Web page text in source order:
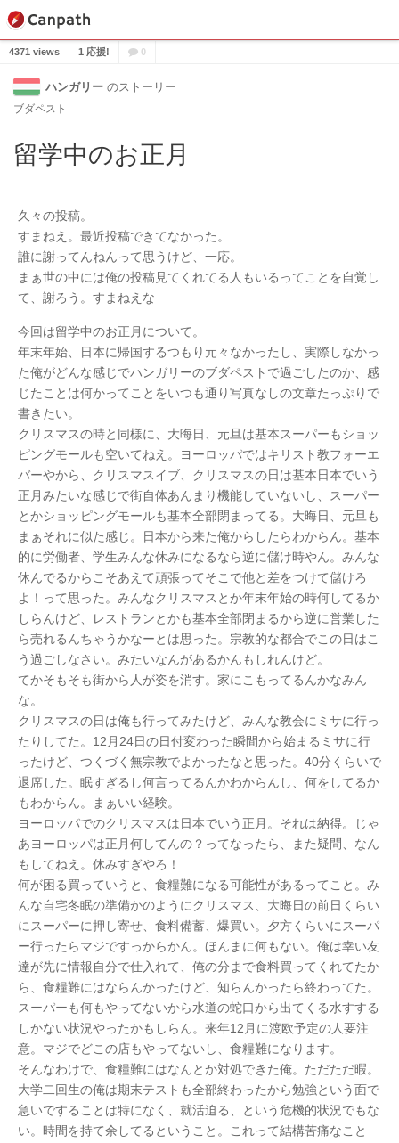
4371 views 1 応援! 0
ハンガリー のストーリー
ブダペスト
留学中のお正月
久々の投稿。
すまねえ。最近投稿できてなかった。
誰に謝ってんねんって思うけど、一応。
まぁ世の中には俺の投稿見てくれてる人もいるってことを自覚し
て、謝ろう。すまねえな
今回は留学中のお正月について。
年末年始、日本に帰国するつもり元々なかったし、実際しなかっ
た俺がどんな感じでハンガリーのブダペストで過ごしたのか、感
じたことは何かってことをいつも通り写真なしの文章たっぷりで
書きたい。
クリスマスの時と同様に、大晦日、元旦は基本スーパーもショッ
ピングモールも空いてねえ。ヨーロッパではキリスト教フォーエ
バーやから、クリスマスイブ、クリスマスの日は基本日本でいう
正月みたいな感じで街自体あんまり機能していないし、スーパー
とかショッピングモールも基本全部閉まってる。大晦日、元旦も
まぁそれに似た感じ。日本から来た俺からしたらわからん。基本
的に労働者、学生みんな休みになるなら逆に儲け時やん。みんな
休んでるからこそあえて頑張ってそこで他と差をつけて儲けろ
よ！って思った。みんなクリスマスとか年末年始の時何してるか
しらんけど、レストランとかも基本全部閉まるから逆に営業した
ら売れるんちゃうかなーとは思った。宗教的な都合でこの日はこ
う過ごしなさい。みたいなんがあるかんもしれんけど。
てかそもそも街から人が姿を消す。家にこもってるんかなみん
な。
クリスマスの日は俺も行ってみたけど、みんな教会にミサに行っ
たりしてた。12月24日の日付変わった瞬間から始まるミサに行
ったけど、つくづく無宗教でよかったなと思った。40分くらいで
退席した。眠すぎるし何言ってるんかわからんし、何をしてるか
もわからん。まぁいい経験。
ヨーロッパでのクリスマスは日本でいう正月。それは納得。じゃ
あヨーロッパは正月何してんの？ってなったら、また疑問、なん
もしてねえ。休みすぎやろ！
何が困る買っていうと、食糧難になる可能性があるってこと。み
んな自宅冬眠の準備かのようにクリスマス、大晦日の前日くらい
にスーパーに押し寄せ、食料備蓄、爆買い。夕方くらいにスーパ
ー行ったらマジですっからかん。ほんまに何もない。俺は幸い友
達が先に情報自分で仕入れて、俺の分まで食料買ってくれてたか
ら、食糧難にはならんかったけど、知らんかったら終わってた。
スーパーも何もやってないから水道の蛇口から出てくる水すする
しかない状況やったかもしらん。来年12月に渡欧予定の人要注
意。マジでどこの店もやってないし、食糧難になります。
そんなわけで、食糧難にはなんとか対処できた俺。ただただ暇。
大学二回生の俺は期末テストも全部終わったから勉強という面で
急いですることは特になく、就活迫る、という危機的状況でもな
い。時間を持て余してるということ。これって結構苦痛なこと